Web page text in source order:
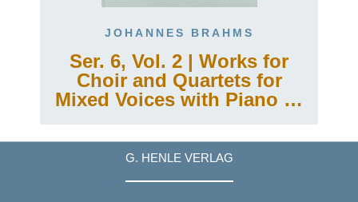
JOHANNES BRAHMS
Ser. 6, Vol. 2 | Works for
Choir and Quartets for
Mixed Voices with Piano or
G. HENLE VERLAG